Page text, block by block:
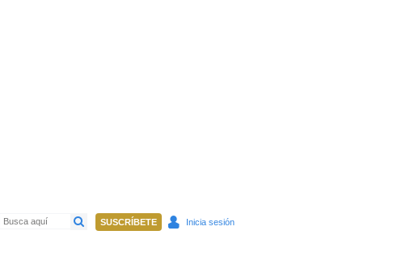
SUSCRÍBETE Inicia sesión